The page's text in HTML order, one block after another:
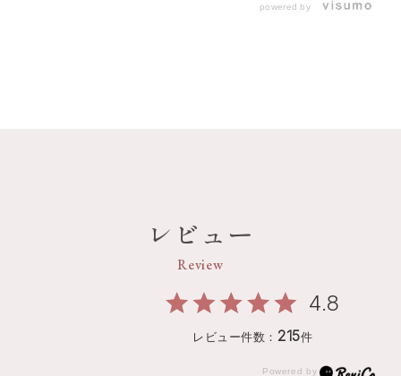
powered by
レビュー
Review
4.8
レビュー件数： 215件